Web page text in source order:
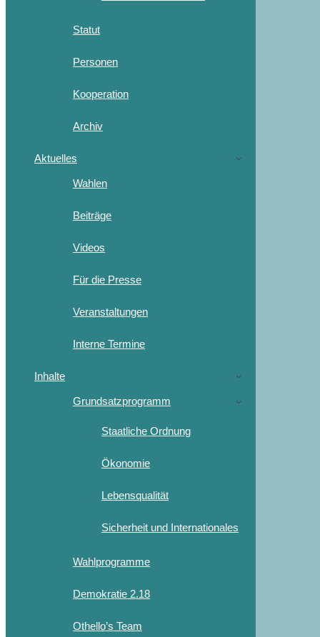
Statut
Personen
Kooperation
Archiv
Aktuelles
Wahlen
Beiträge
Videos
Für die Presse
Veranstaltungen
Interne Termine
Inhalte
Grundsatzprogramm
Staatliche Ordnung
Ökonomie
Lebensqualität
Sicherheit und Internationales
Wahlprogramme
Demokratie 2.18
Othello’s Team